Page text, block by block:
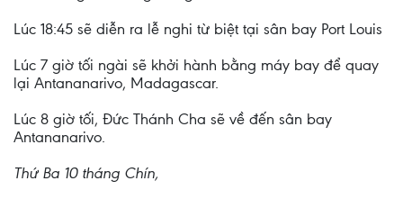
Lúc 18:45 sẽ diễn ra lễ nghi từ biệt tại sân bay Port Louis
Lúc 7 giờ tối ngài sẽ khởi hành bằng máy bay để quay
lại Antananarivo, Madagascar.
Lúc 8 giờ tối, Đức Thánh Cha sẽ về đến sân bay
Antananarivo.
Thứ Ba 10 tháng Chín,